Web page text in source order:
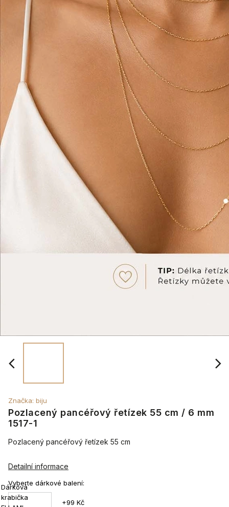
Pozlacený pancéřový řetízek 55 cm / 6 mm
1517-1
Značka: biju
Vyberte dárkové balení:
Dárková
krabička
+99 Kč
Pozlacený pancéřový řetízek 55 cm
Detailní informace